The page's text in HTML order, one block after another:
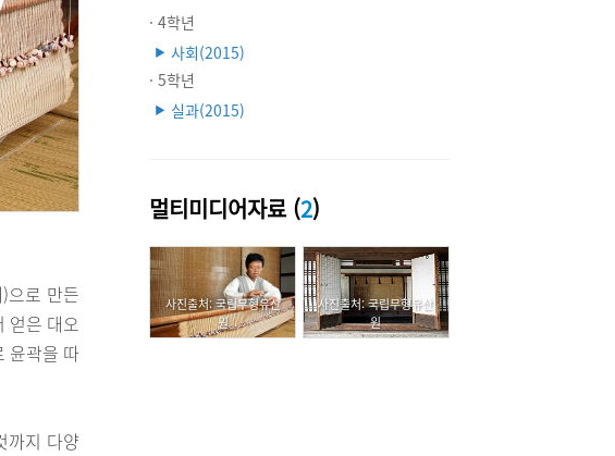
으로 만든
얻은 대오
윤곽을 따
까지 다양
· 4학년
▶ 사회(2015)
· 5학년
▶ 실과(2015)
멀티미디어자료 (2)
사진출처: 국립무형유산
원
사진출처: 국립무형유산
원